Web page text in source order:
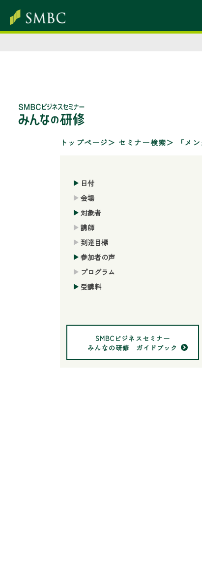
トップページ セミナー検索 「メ
日付
会場
対象者
講師
到達目標
参加者の声
プログラム
受講料
SMBCビジネスセミナー
みんなの研修 ガイドブック